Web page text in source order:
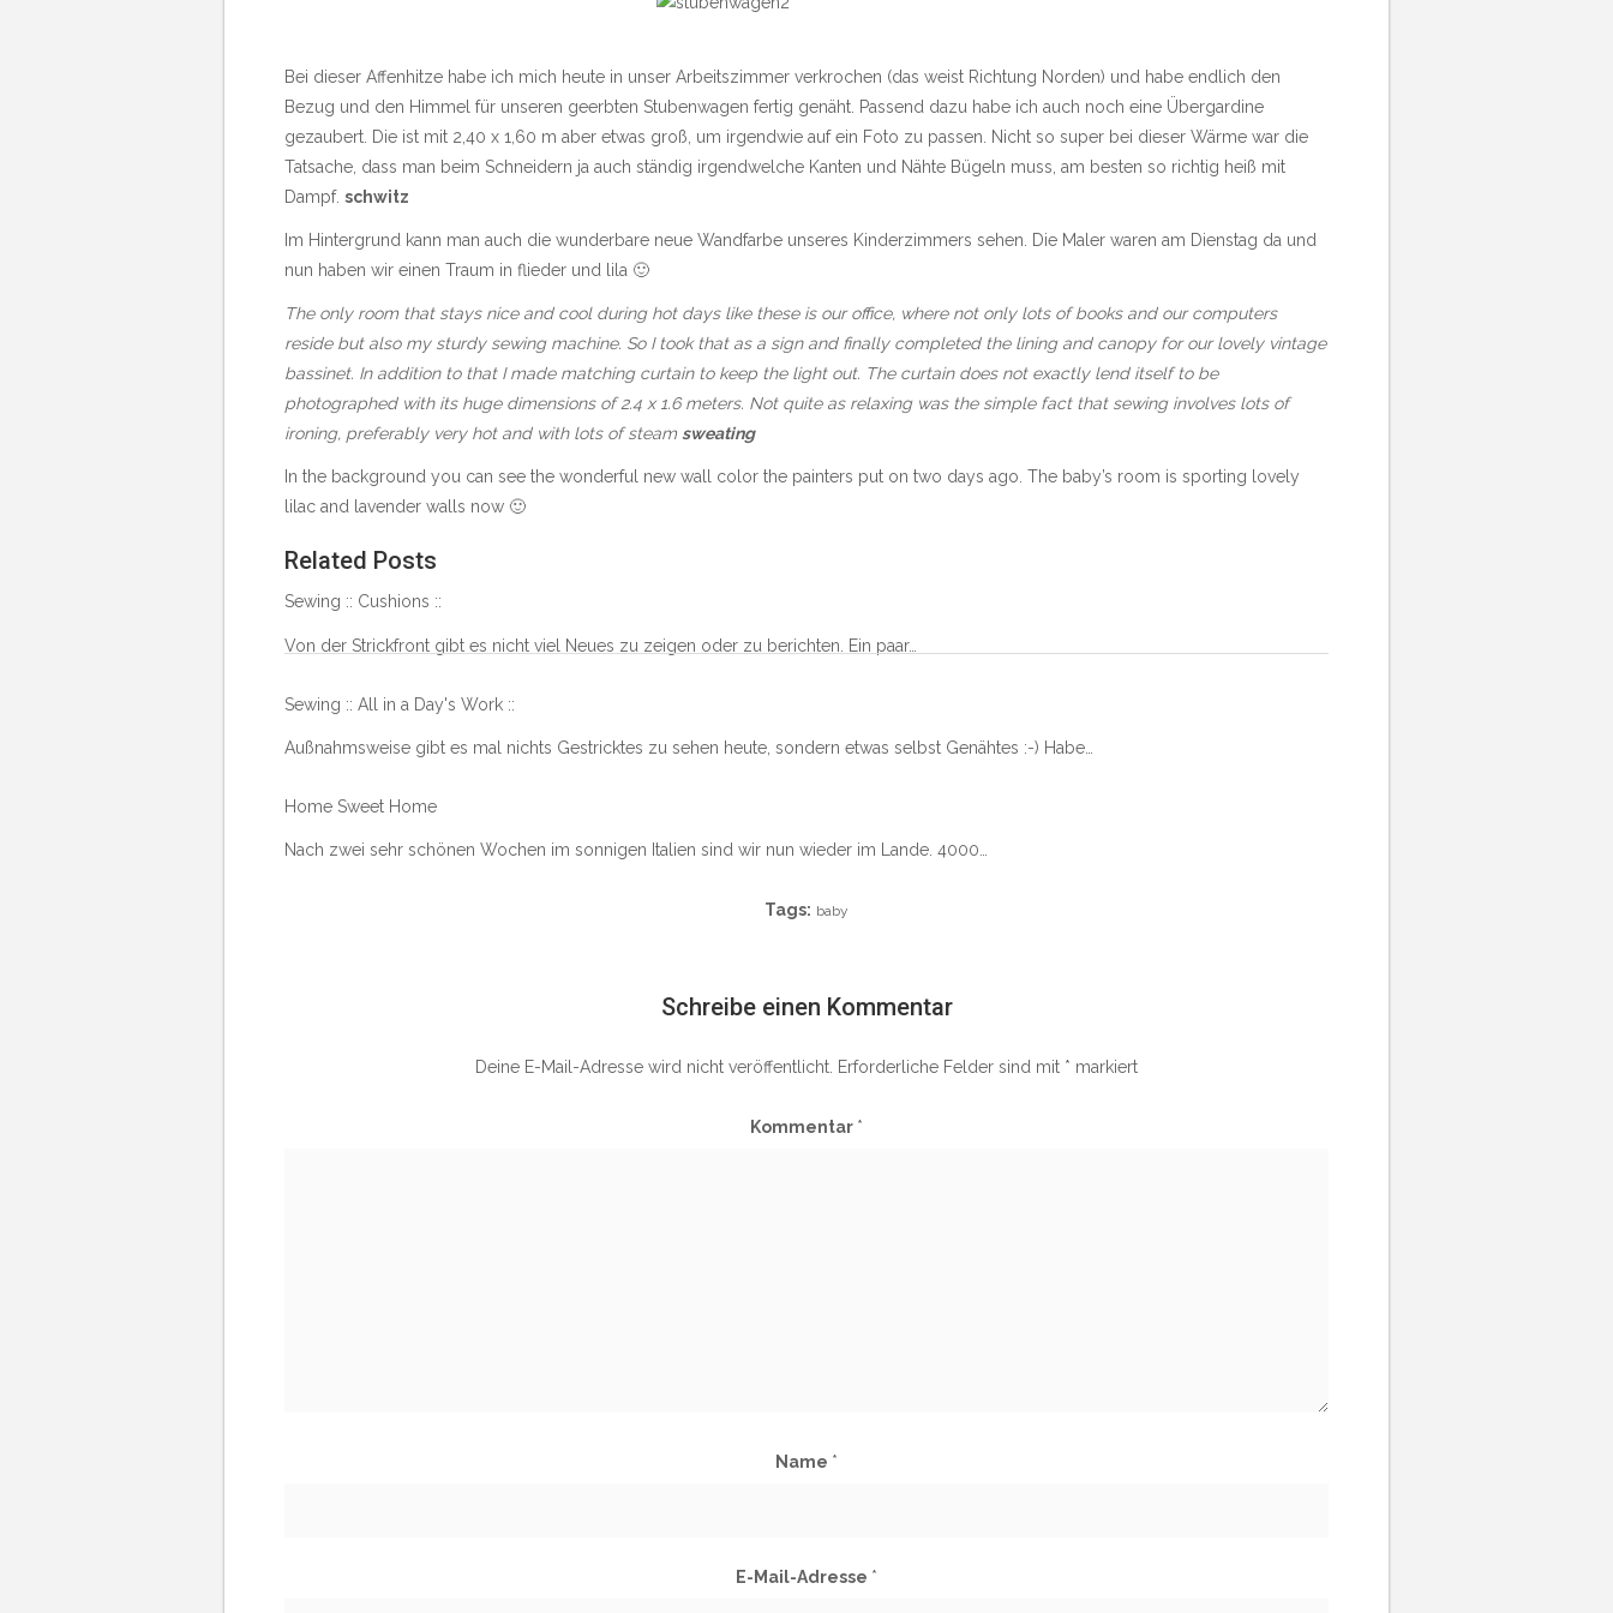
Bei dieser Affenhitze habe ich mich heute in unser Arbeitszimmer verkrochen (das weist Richtung Norden) und habe endlich den
Bezug und den Himmel für unseren geerbten Stubenwagen fertig genäht. Passend dazu habe ich auch noch eine Übergardine
gezaubert. Die ist mit 2,40 x 1,60 m aber etwas groß, um irgendwie auf ein Foto zu passen. Nicht so super bei dieser Wärme war die
Tatsache, dass man beim Schneidern ja auch ständig irgendwelche Kanten und Nähte Bügeln muss, am besten so richtig heiß mit
Dampf. schwitz
Im Hintergrund kann man auch die wunderbare neue Wandfarbe unseres Kinderzimmers sehen. Die Maler waren am Dienstag da und
nun haben wir einen Traum in flieder und lila 🙂
The only room that stays nice and cool during hot days like these is our office, where not only lots of books and our computers
reside but also my sturdy sewing machine. So I took that as a sign and finally completed the lining and canopy for our lovely vintage
bassinet. In addition to that I made matching curtain to keep the light out. The curtain does not exactly lend itself to be
photographed with its huge dimensions of 2.4 x 1.6 meters. Not quite as relaxing was the simple fact that sewing involves lots of
ironing, preferably very hot and with lots of steam sweating
In the background you can see the wonderful new wall color the painters put on two days ago. The baby’s room is sporting lovely
lilac and lavender walls now 🙂
Related Posts
Sewing :: Cushions ::
Von der Strickfront gibt es nicht viel Neues zu zeigen oder zu berichten. Ein paar…
Sewing :: All in a Day's Work ::
Außnahmsweise gibt es mal nichts Gestricktes zu sehen heute, sondern etwas selbst Genähtes :-) Habe…
Home Sweet Home
Nach zwei sehr schönen Wochen im sonnigen Italien sind wir nun wieder im Lande. 4000…
Tags: baby
Schreibe einen Kommentar
Deine E-Mail-Adresse wird nicht veröffentlicht. Erforderliche Felder sind mit * markiert
Kommentar *
Name *
E-Mail-Adresse *